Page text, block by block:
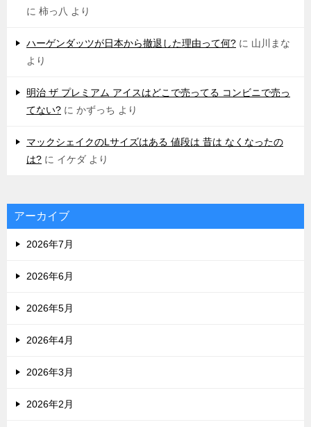
に 柿っ八 より
ハーゲンダッツが日本から撤退した理由って何? に 山川まな
より
明治 ザ プレミアム アイスはどこで売ってる コンビニで売っ
てない? に かずっち より
マックシェイクのLサイズはある 値段は 昔は なくなったの
は? に イケダ より
アーカイブ
2026年7月
2026年6月
2026年5月
2026年4月
2026年3月
2026年2月